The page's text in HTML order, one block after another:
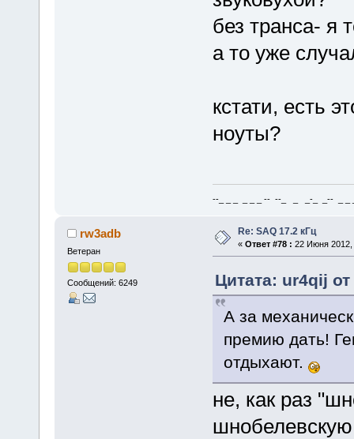
без транса- я
а то уже
кстати, есть
ноуты?
--_ _ _ _ _ _ -- --_ _ _-_ _-- _ _
rw3adb
Ветеран
Сообщений: 6249
Re: SAQ 17.2 кГц
« Ответ #78 : 22 Июня 2012,
Цитата: ur4qij
А за
премию дать!
отдыхают.
не, как раз